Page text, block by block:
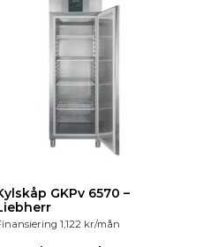
mm.
GKPv 6570 –
1,122 kr/mån